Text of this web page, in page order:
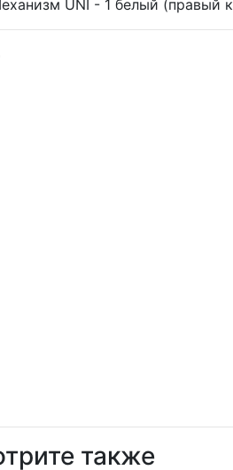
UNI - 1 белый (правый
также